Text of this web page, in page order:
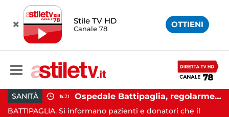
Stile TV HD
Canale 78 OTTIENI
SANITÀ 14:21 Ospedale Battipaglia, regolarmente in funzione il Servizio Trasfusionale
BATTIPAGLIA. Si informano pazienti e donatori che il